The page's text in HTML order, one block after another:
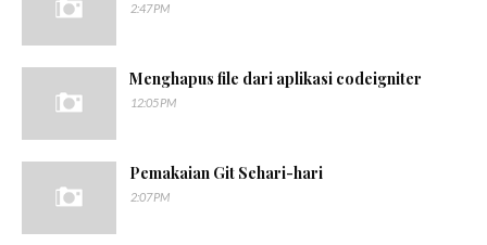
2:47 PM
Menghapus file dari aplikasi codeigniter
12:05 PM
Pemakaian Git Sehari-hari
2:07 PM